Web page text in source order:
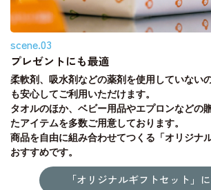
scene.03
プレゼントにも最適
柔軟剤、吸水剤などの薬剤を使用していない
も安心してご利用いただけます。
タオルのほか、ベビー用品やエプロンなどの
たアイテムを多数ご用意しております。
商品を自由に組み合わせてつくる「オリジナ
おすすめです。
「オリジナルギフトセット」